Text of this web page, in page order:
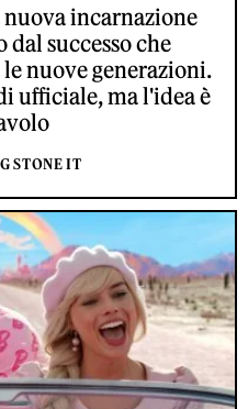
incarnazione
successo che
nuove generazioni.
ufficiale, ma l'idea è
STONE IT